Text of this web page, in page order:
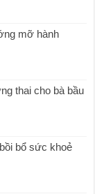
mỡ hành
thai cho bà bầu
bổ sức khoẻ